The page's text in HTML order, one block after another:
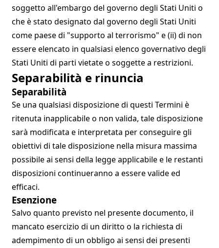
soggetto all'embargo del governo degli Stati Uniti o
che è stato designato dal governo degli Stati Uniti
come paese di "supporto al terrorismo" e (ii) di non
essere elencato in qualsiasi elenco governativo degli
Stati Uniti di parti vietate o soggette a restrizioni.
Separabilità e rinuncia
Separabilità
Se una qualsiasi disposizione di questi Termini è
ritenuta inapplicabile o non valida, tale disposizione
sarà modificata e interpretata per conseguire gli
obiettivi di tale disposizione nella misura massima
possibile ai sensi della legge applicabile e le restanti
disposizioni continueranno a essere valide ed
efficaci.
Esenzione
Salvo quanto previsto nel presente documento, il
mancato esercizio di un diritto o la richiesta di
adempimento di un obbligo ai sensi dei presenti